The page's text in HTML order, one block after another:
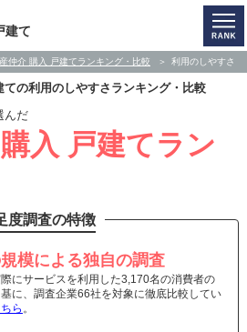
建て
仲介 購入 戸建てランキング・比較 利用のしやすさ
ての利用のしやすさランキング・比較
んだ
入 戸建てラン
度調査の特徴
模による独自の調査
にサービスを利用した3,170名の消費者の
に、調査企業66社を対象に徹底比較してい
ら 。